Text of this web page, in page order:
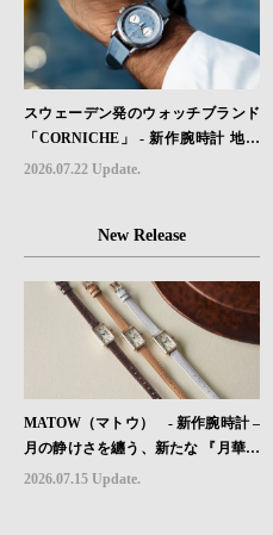
スウェーデン発のウォッチブランド
「CORNICHE」 - 新作腕時計 地中
海の夏を映す、爽やかなブルーダイ
2026.07.22 Update.
New Release
MATOW（マトウ） - 新作腕時計 –
月の静けさを纏う、新たな 『月華』
レザーモデル４型登場。
2026.07.15 Update.